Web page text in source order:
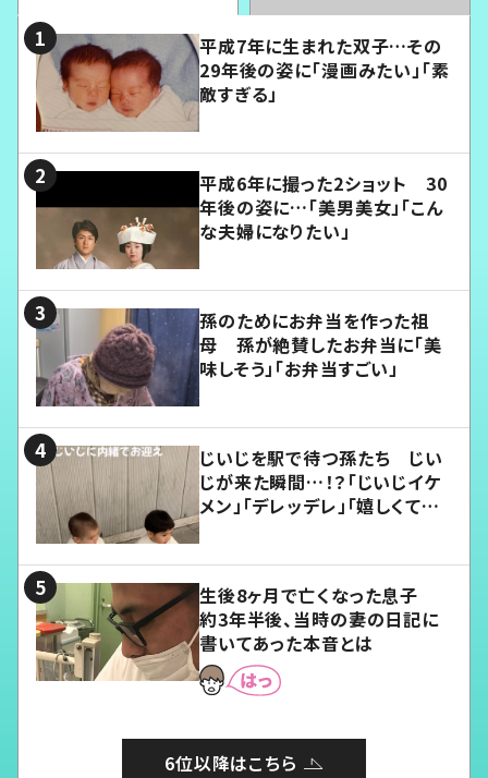
平成7年に生まれた双子…その
29年後の姿に「漫画みたい」「素
敵すぎる」
平成6年に撮った2ショット 30
年後の姿に…「美男美女」「こん
な夫婦になりたい」
孫のためにお弁当を作った祖
母 孫が絶賛したお弁当に「美
味しそう」「お弁当すごい」
じいじを駅で待つ孫たち じい
じが来た瞬間…！？「じいじイケ
メン」「デレッデレ」「嬉しくて可
生後8ヶ月で亡くなった息子
約3年半後、当時の妻の日記に
書いてあった本音とは
6位以降はこちら